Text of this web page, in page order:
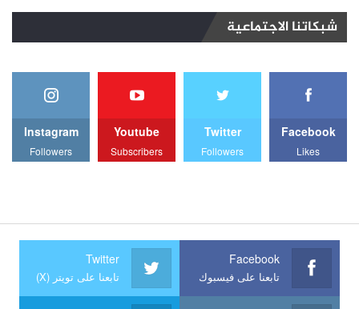
شبكاتنا الاجتماعية
Facebook
Likes
Twitter
Followers
Youtube
Subscribers
Instagram
Followers
Facebook
تابعنا على فيسبوك
Twitter
تابعنا على تويتر (X)